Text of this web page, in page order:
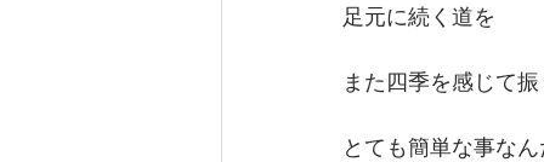
足元に続く道を
また四季を感じて
とても簡単な事な